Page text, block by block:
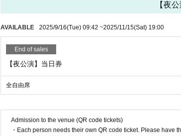
【夜
AVAILABLE 2025/9/16(Tue) 09:42 ~2025/11/15(Sat) 19:00
End of sales
【夜公演】当日券
全自由席
Admission to the venue (QR code tickets)
・Each person needs their own QR code ticket. Please have